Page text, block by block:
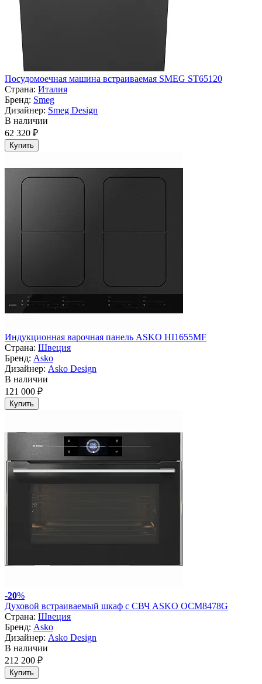
Посудомоечная машина встраиваемая SMEG ST65120
Страна: Италия
Бренд: Smeg
Дизайнер: Smeg Design
В наличии
62 320 ₽
Купить
Индукционная варочная панель ASKO HI1655MF
Страна: Швеция
Бренд: Asko
Дизайнер: Asko Design
В наличии
121 000 ₽
Купить
-20%
Духовой встраиваемый шкаф с СВЧ ASKO OCM8478G
Страна: Швеция
Бренд: Asko
Дизайнер: Asko Design
В наличии
212 200 ₽
Купить